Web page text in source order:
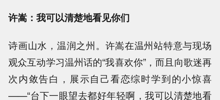
许嵩：我可以清楚地看见你们
诗画山水，温润之州。许嵩在温州站特意与现场
观众互动学习温州话的“我喜欢你”，而且向歌迷再
次内敛告白，展示自己看恋综时学到的小惊喜
——“台下一眼望去都好年轻啊，我可以清楚地看